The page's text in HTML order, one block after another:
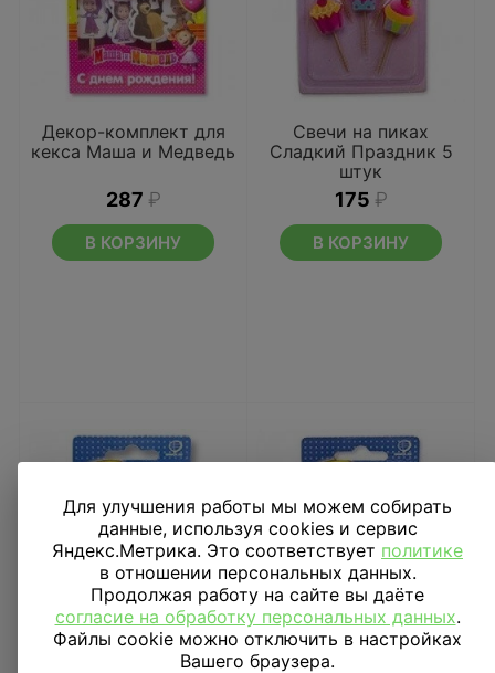
Декор-комплект для
кекса Маша и Медведь
287 ₽
В КОРЗИНУ
Свечи на пиках
Сладкий Праздник 5
штук
175 ₽
В КОРЗИНУ
Для улучшения работы мы можем собирать
данные, используя cookies и сервис
Яндекс.Метрика. Это соответствует политике
в отношении персональных данных.
Продолжая работу на сайте вы даёте
согласие на обработку персональных данных.
Файлы cookie можно отключить в настройках
Вашего браузера.